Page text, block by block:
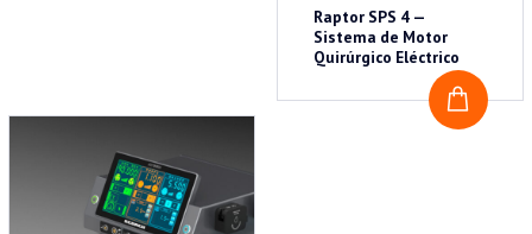
Raptor SPS 4 —
Sistema de Motor
Quirúrgico Eléctrico